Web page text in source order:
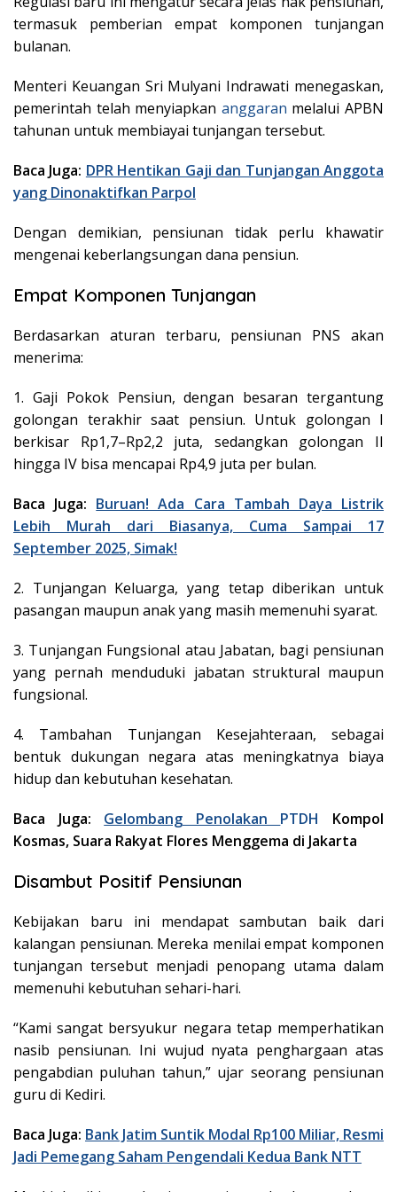
termasuk pemberian empat komponen tunjangan
bulanan.
Menteri Keuangan Sri Mulyani Indrawati menegaskan,
pemerintah telah menyiapkan anggaran melalui APBN
tahunan untuk membiayai tunjangan tersebut.
Baca Juga: DPR Hentikan Gaji dan Tunjangan Anggota
yang Dinonaktifkan Parpol
Dengan demikian, pensiunan tidak perlu khawatir
mengenai keberlangsungan dana pensiun.
Empat Komponen Tunjangan
Berdasarkan aturan terbaru, pensiunan PNS akan
menerima:
1. Gaji Pokok Pensiun, dengan besaran tergantung
golongan terakhir saat pensiun. Untuk golongan I
berkisar Rp1,7–Rp2,2 juta, sedangkan golongan II
hingga IV bisa mencapai Rp4,9 juta per bulan.
Baca Juga: Buruan! Ada Cara Tambah Daya Listrik
Lebih Murah dari Biasanya, Cuma Sampai 17
September 2025, Simak!
2. Tunjangan Keluarga, yang tetap diberikan untuk
pasangan maupun anak yang masih memenuhi syarat.
3. Tunjangan Fungsional atau Jabatan, bagi pensiunan
yang pernah menduduki jabatan struktural maupun
fungsional.
4. Tambahan Tunjangan Kesejahteraan, sebagai
bentuk dukungan negara atas meningkatnya biaya
hidup dan kebutuhan kesehatan.
Baca Juga: Gelombang Penolakan PTDH
Kompol
Kosmas, Suara Rakyat Flores Menggema di Jakarta
Disambut Positif Pensiunan
Kebijakan baru ini mendapat sambutan baik dari
kalangan pensiunan. Mereka menilai empat komponen
tunjangan tersebut menjadi penopang utama dalam
memenuhi kebutuhan sehari-hari.
“Kami sangat bersyukur negara tetap memperhatikan
nasib pensiunan. Ini wujud nyata penghargaan atas
pengabdian puluhan tahun,” ujar seorang pensiunan
guru di Kediri.
Baca Juga: Bank Jatim Suntik Modal Rp100 Miliar, Resmi
Jadi Pemegang Saham Pengendali Kedua Bank NTT